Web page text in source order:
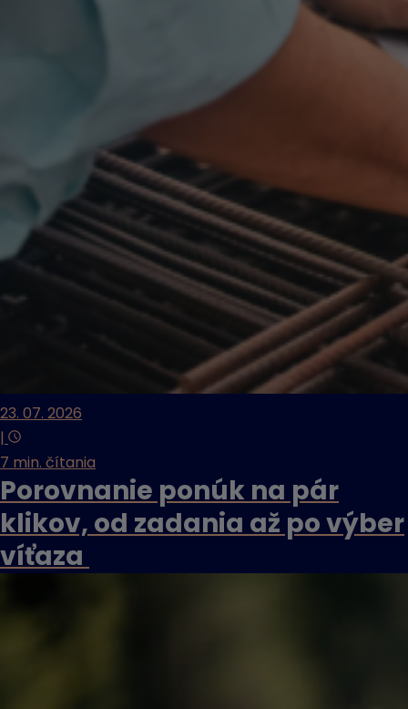
23. 07. 2026
|
7 min. čítania
Porovnanie ponúk na pár
klikov, od zadania až po výber
víťaza